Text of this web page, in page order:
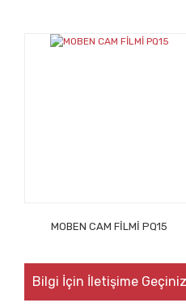
MOBEN CAM FİLMİ PQ15
Bilgi İçin İletişime Geçiniz